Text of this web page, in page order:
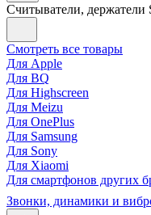
Считыватели, держатели
Смотреть все товары
Для Apple
Для BQ
Для Highscreen
Для Meizu
Для OnePlus
Для Samsung
Для Sony
Для Xiaomi
Для смартфонов других
Звонки, динамики и